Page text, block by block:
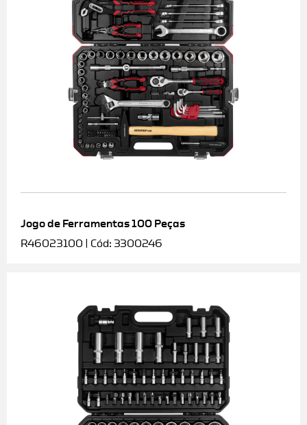
Jogo de Ferramentas 100 Peças
R46023100 | Cód: 3300246